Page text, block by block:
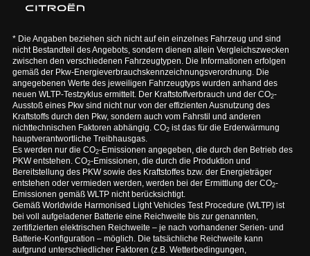
* Die Angaben beziehen sich nicht auf ein einzelnes Fahrzeug und sind
nicht Bestandteil des Angebots, sondern dienen allein Vergleichszwecken
zwischen den verschiedenen Fahrzeugtypen. Die Informationen erfolgen
gemäß der Pkw-Energieverbrauchskennzeichnungsverordnung. Die
angegebenen Werte des jeweiligen Fahrzeugtyps wurden anhand des
neuen WLTP-Testzyklus ermittelt. Der Kraftstoffverbrauch und der CO2-
Ausstoß eines Pkw sind nicht nur von der effizienten Ausnutzung des
Kraftstoffs durch den Pkw, sondern auch vom Fahrstil und anderen
nichttechnischen Faktoren abhängig. CO2ist das für die Erderwärmung
hauptverantwortliche Treibhausgas.
Es werden nur die CO2-Emissionen angegeben, die durch den Betrieb des
PKW entstehen. CO2-Emissionen, die durch die Produktion und
Bereitstellung des PKW sowie des Kraftstoffes bzw. der Energieträger
entstehen oder vermieden werden, werden bei der Ermittlung der CO2-
Emissionen gemäß WLTP nicht berücksichtigt.
Gemäß Worldwide Harmonised Light Vehicles Test Procedure (WLTP) ist
bei voll aufgeladener Batterie eine Reichweite bis zur genannten,
zertifizierten elektrischen Reichweite – je nach vorhandener Serien- und
Batterie-Konfiguration – möglich. Die tatsächliche Reichweite kann
aufgrund unterschiedlicher Faktoren (z.B. Wetterbedingungen,